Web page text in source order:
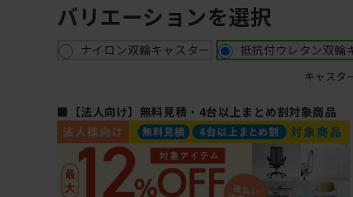
バリエーションを選択
ナイロン双輪キャスター 抵抗付ウレタン双輪
キャスタ
■【法人向け】無料見積・4台以上まとめ割対象商品